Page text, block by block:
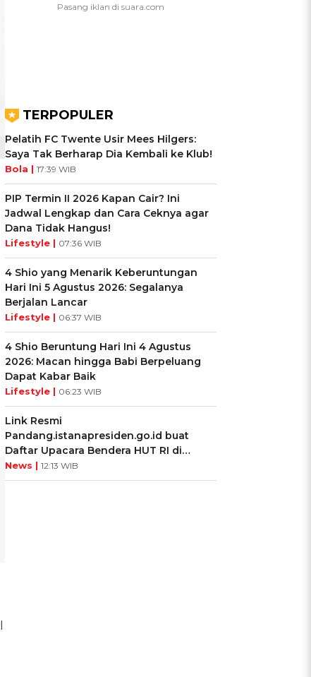
TERPOPULER
Pelatih FC Twente Usir Mees Hilgers:
Saya Tak Berharap Dia Kembali ke Klub!
Bola | 17:39 WIB
PIP Termin II 2026 Kapan Cair? Ini
Jadwal Lengkap dan Cara Ceknya agar
Dana Tidak Hangus!
Lifestyle | 07:36 WIB
4 Shio yang Menarik Keberuntungan
Hari Ini 5 Agustus 2026: Segalanya
Berjalan Lancar
Lifestyle | 06:37 WIB
4 Shio Beruntung Hari Ini 4 Agustus
2026: Macan hingga Babi Berpeluang
Dapat Kabar Baik
Lifestyle | 06:23 WIB
Link Resmi
Pandang.istanapresiden.go.id buat
Daftar Upacara Bendera HUT RI di
Istana Negara
News | 12:13 WIB